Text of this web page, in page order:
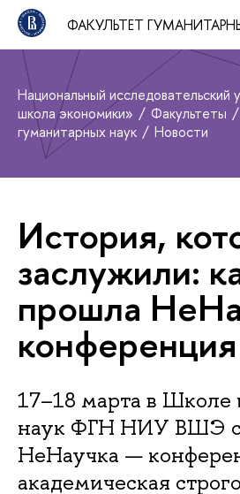
ФАКУЛЬТЕТ
Национальный исследовательский
школа экономики»
Факультеты
гуманитарных наук
Новости
История,
заслужили:
прошла
конференция
17–18 марта в Школе
наук ФГН НИУ ВШЭ
НеНаучка —
академическая